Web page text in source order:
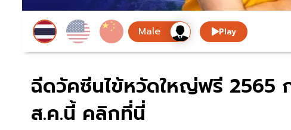
Play
ฉีดวัคซีนไข้หวัดใหญ่ฟรี 2565
ส.ค.นี้ คลิกที่นี่